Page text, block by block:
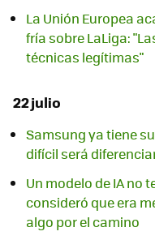
La Unión Europea
fría sobre LaLiga:
técnicas legítimas"
22 julio
Samsung ya tiene
difícil será
Un modelo de IA no
consideró que era
algo por el camino